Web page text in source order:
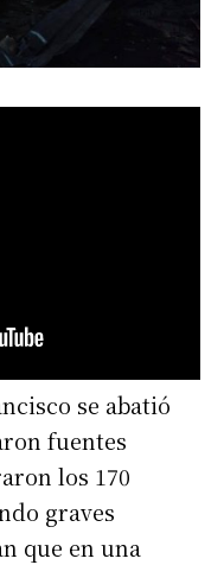
se abatió
fuentes
los 170
graves
que en una